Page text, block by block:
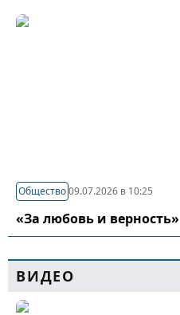
Общество09.07.2026 в 10:25
«За любовь и верность»
ВИДЕО